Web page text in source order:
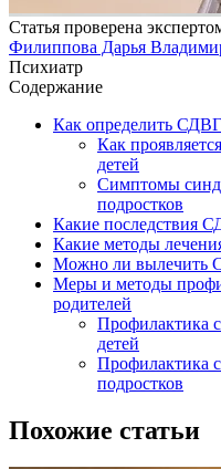
Статья проверена
Филиппова Дарья
Психиатр
Содержание
Как определить
Как
детей
Симптомы
подростков
Какие последствия
Какие методы
Можно ли вылечить
Меры и методы
родителей
Профилактика
детей
Профилактика
подростков
Похожие статьи